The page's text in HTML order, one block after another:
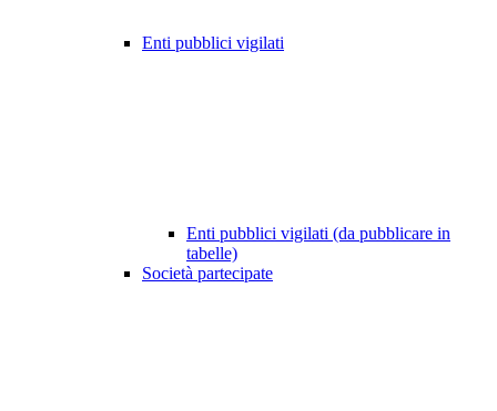
Enti pubblici vigilati
Enti pubblici vigilati (da pubblicare in
tabelle)
Società partecipate